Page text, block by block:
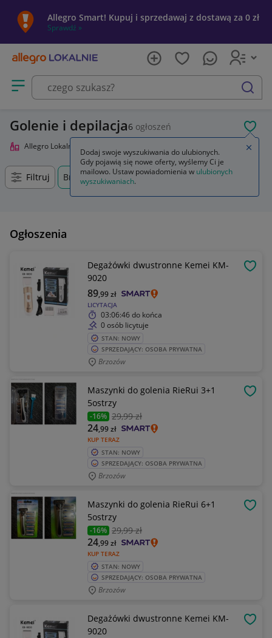
Allegro Smart! Kupuj i sprzedawaj z dostawą za 0 zł
Sprawdź »
Otwórz menu z kategoriami
szukaj
Golenie i depilacja6 ogłoszeń
Allegro Lokalnie
Filtruj Brzozów, Podkarpackie, +0 km
Ogłoszenia
Degażówki dwustronne Kemei KM-
9020
LICYTACJA
89,99zł
03:06:46do końca
0 osób licytuje
STAN: NOWY
SPRZEDAJĄCY: OSOBA PRYWATNA
Brzozów
Maszynki do golenia RieRui 3+1
5ostrzy
-16% 29,99 zł
KUP TERAZ
24,99zł
STAN: NOWY
SPRZEDAJĄCY: OSOBA PRYWATNA
Brzozów
Maszynki do golenia RieRui 6+1
5ostrzy
-16% 29,99 zł
KUP TERAZ
24,99zł
STAN: NOWY
SPRZEDAJĄCY: OSOBA PRYWATNA
Brzozów
Degażówki dwustronne Kemei KM-
9020
Dodaj swoje wyszukiwania do ulubionych.
Gdy pojawią się nowe oferty, wyślemy Ci je
mailowo. Ustaw powiadomienia w ulubionych
wyszukiwaniach.